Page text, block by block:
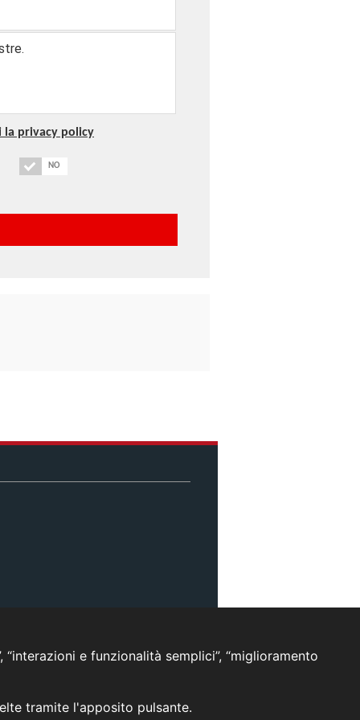
e funzionalità semplici”, “miglioramento
tramite l'apposito pulsante.
la privacy policy
NO